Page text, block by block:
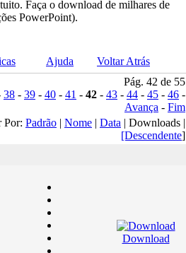
Faça o download de milhares de
PowerPoint).
Ajuda
Voltar Atrás
Pág. 42 de 55
38 - 39 - 40 - 41 - 42 - 43 - 44 - 45 - 46 -
Avança - Fim
Por: Padrão | Nome | Data | Downloads |
[Descendente]
Download